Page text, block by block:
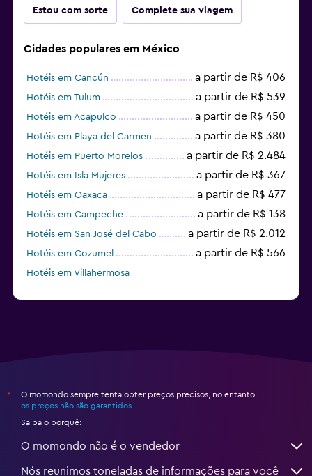
Estou com sorte Complete sua viagem
Cidades populares em México
Hotéis em Cancún a partir de R$ 406
Hotéis em Tulum a partir de R$ 539
Hotéis em Acapulco a partir de R$ 450
Hotéis em Playa del Carmen a partir de R$ 380
Hotéis em Puerto Morelos a partir de R$ 2.484
Hotéis em Isla Mujeres a partir de R$ 367
Hotéis em Oaxaca a partir de R$ 477
Hotéis em Campeche a partir de R$ 138
Hotéis em San José del Cabo a partir de R$ 2.012
Hotéis em Cozumel a partir de R$ 566
Hotéis em Villahermosa
*
O momondo sempre tenta obter preços precisos, no entanto,
os preços não são garantidos
Saiba o porquê:
O momondo não é o vendedor
Nós reunimos toneladas de informações para você